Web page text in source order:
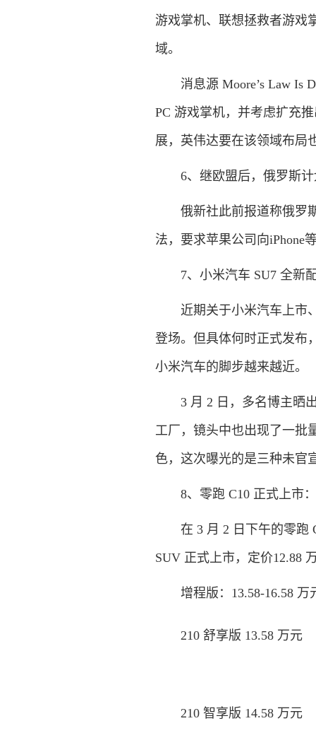
游戏掌机、联想拯救者游戏
域。
消息源 Moore’s Law Is
PC 游戏掌机，并考虑扩充
展，英伟达要在该领域布局
6、继欧盟后，俄罗斯计
俄新社此前报道称俄罗斯
法，要求苹果公司向iPhone
7、小米汽车 SU7 全新配
近期关于小米汽车上市、
登场。但具体何时正式发布
小米汽车的脚步越来越近。
3 月 2 日，多名博主晒出
工厂，镜头中也出现了一批
色，这次曝光的是三种未官
8、零跑 C10 正式上市：
在 3 月 2 日下午的零跑
SUV 正式上市，定价12.88
增程版：13.58-16.58 万
210 舒享版 13.58 万元
210 智享版 14.58 万元